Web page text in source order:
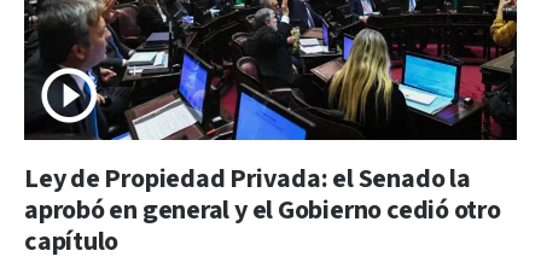
Ley de Propiedad Privada: el Senado la
aprobó en general y el Gobierno cedió otro
capítulo